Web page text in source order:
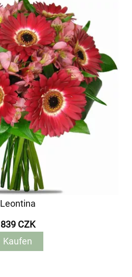
Leontina
839 CZK
Kaufen